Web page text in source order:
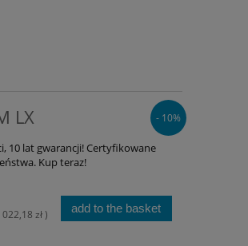
LX
10 lat gwarancji! Certyfikowane
Kup teraz!
022,18 zł ) add to the basket
- 10%